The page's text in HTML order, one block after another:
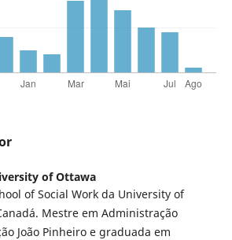
of Ottawa
of Social Work da University of
Mestre em Administração
João Pinheiro e graduada em